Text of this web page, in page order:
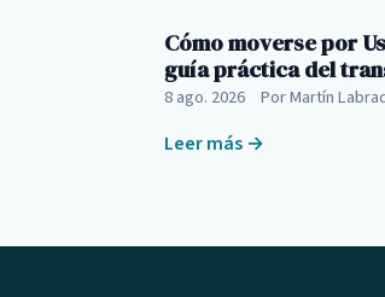
Cómo moverse por
guía práctica del
8 ago. 2026 Por Martín
Leer más →